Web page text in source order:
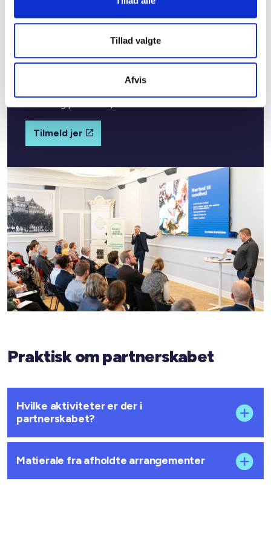
Tillad valgte
Afvis
af partnerskabet vil der blive afholdt forskellige
partnerskabet og i de forskellige arrangementer er
gratis. Der vil blive afholdt arrangementer med
forskellige faglige og politiske temaer og for
ledere og praktikere).
Tilmeld jer
Praktisk om partnerskabet
Hvilke aktiviteter er der i
partnerskabet?
Matierale fra afholdte arrangementer